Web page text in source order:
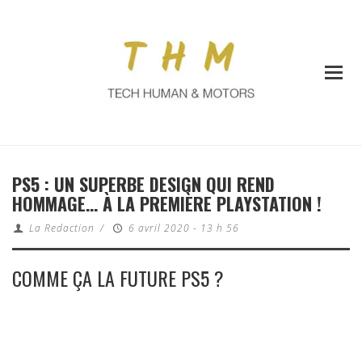
PS5 : UN SUPERBE DESIGN QUI REND
HOMMAGE… À LA PREMIÈRE PLAYSTATION !
La Redaction / 6 avril 2020 - 13 h 56
COMME ÇA LA FUTURE PS5 ?